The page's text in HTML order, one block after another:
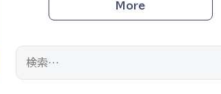
More